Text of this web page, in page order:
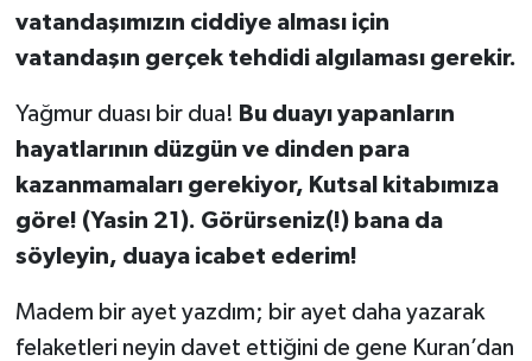
vatandaşımızın ciddiye alması için
vatandaşın gerçek tehdidi algılaması gerekir.
Yağmur duası bir dua! Bu duayı yapanların
hayatlarının düzgün ve dinden para
kazanmamaları gerekiyor, Kutsal kitabımıza
göre! (Yasin 21). Görürseniz(!) bana da
söyleyin, duaya icabet ederim!
Madem bir ayet yazdım; bir ayet daha yazarak
felaketleri neyin davet ettiğini de gene Kuran’dan